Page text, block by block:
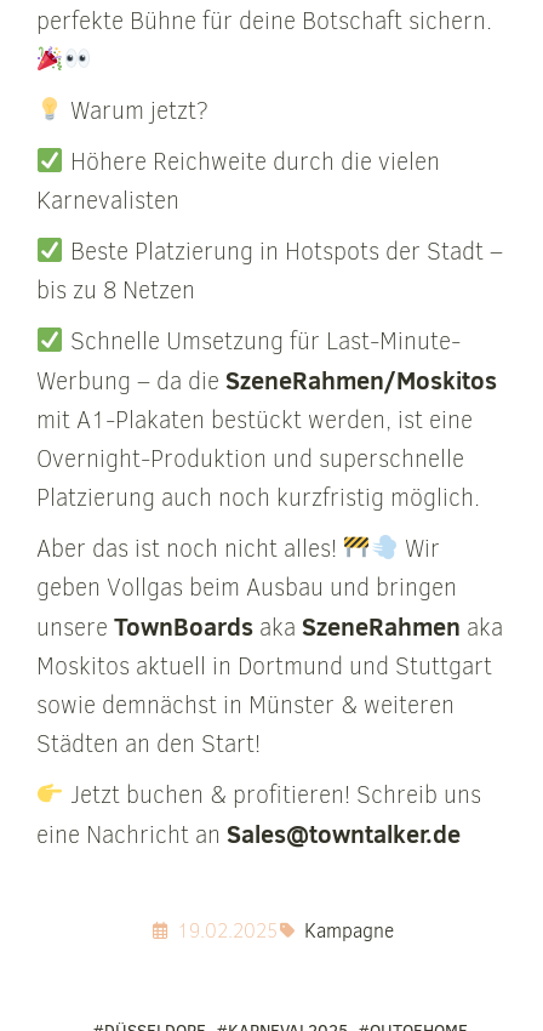
perfekte Bühne für deine Botschaft sichern.
Warum jetzt?
Höhere Reichweite durch die vielen
Karnevalisten
Beste Platzierung in Hotspots der Stadt –
bis zu 8 Netzen
Schnelle Umsetzung für Last-Minute-
Werbung – da die SzeneRahmen/Moskitos
mit A1-Plakaten bestückt werden, ist eine
Overnight-Produktion und superschnelle
Platzierung auch noch kurzfristig möglich.
Aber das ist noch nicht alles!
Wir
geben Vollgas beim Ausbau und bringen
unsere TownBoards aka SzeneRahmen aka
Moskitos aktuell in Dortmund und Stuttgart
sowie demnächst in Münster & weiteren
Städten an den Start!
Jetzt buchen & profitieren! Schreib uns
eine Nachricht an Sales@towntalker.de
19.02.2025 Kampagne